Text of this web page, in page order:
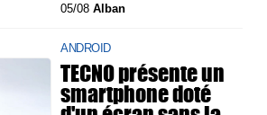
05/08Alban
ANDROID
TECNO présente un
smartphone doté